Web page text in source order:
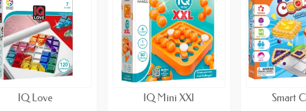
IQ Love IQ Mini XXl Smart